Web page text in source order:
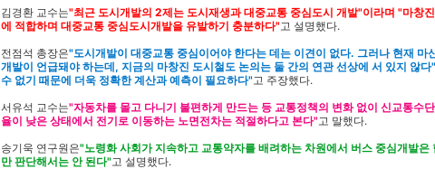
김경환 교수는"최근 도시개발의 2제는 도시재생과 대중교통 중심도시 개발"이라며 "마창
에 적합하며 대중교통 중심도시개발을 유발하기 충분하다"고 설명했다.
전점석 총장은"도시개발이 대중교통 중심이어야 한다는 데는 이견이 없다. 그러나 현재
개발이 언급돼야 하는데, 지금의 마창진 도시철도 논의는 둘 간의 연관 선상에 서 있지 않
수 없기 때문에 더욱 정확한 계산과 예측이 필요하다"고 주장했다.
서유석 교수는"자동차를 몰고 다니기 불편하게 만드는 등 교통정책의 변화 없이 신교통수
율이 낮은 상태에서 전기로 이동하는 노면전차는 적절하다고 본다"고 말했다.
송기욱 연구원은"노령화 사회가 지속하고 교통약자를 배려하는 차원에서 버스 중심개발
만 판단해서는 안 된다"고 설명했다.